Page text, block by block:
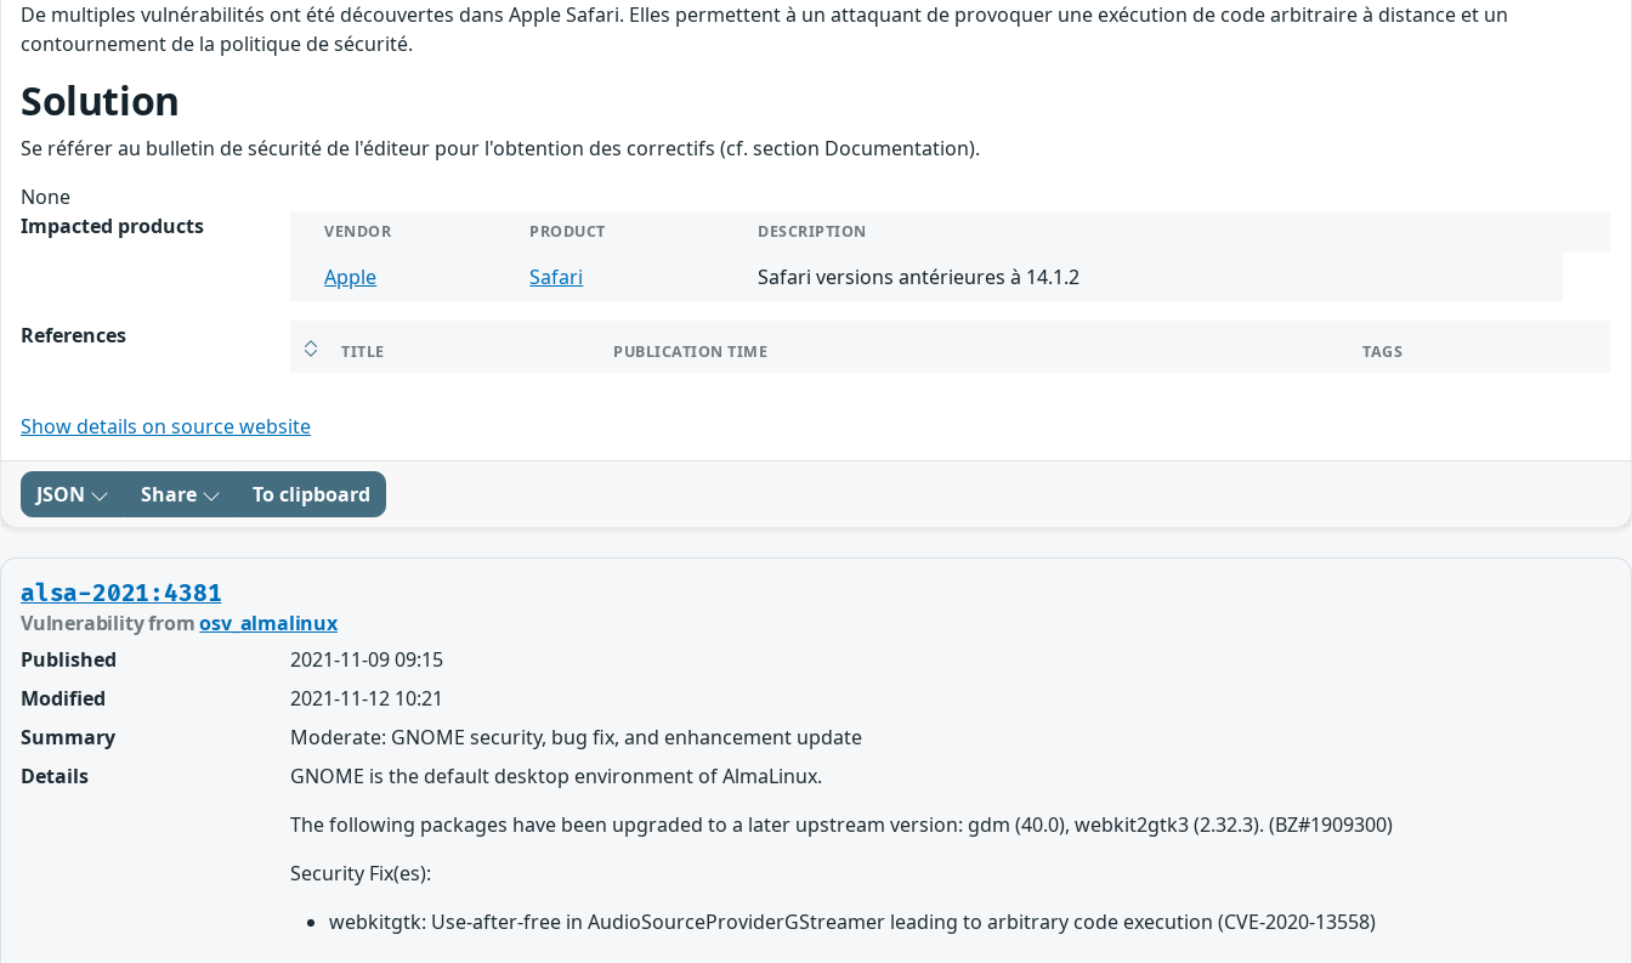
De multiples vulnérabilités ont été découvertes dans Apple Safari. Elles permettent à un attaquant de provoquer une exécution de code arbitraire à distance et un
contournement de la politique de sécurité.
Solution
Se référer au bulletin de sécurité de l'éditeur pour l'obtention des correctifs (cf. section Documentation).
None
Impacted products
VENDOR PRODUCT DESCRIPTION
Apple Safari Safari versions antérieures à 14.1.2
References
TITLE PUBLICATION TIME TAGS
Show details on source website
JSON Share To clipboard
alsa-2021:4381
Vulnerability fromosv_almalinux
Published
2021-11-09 09:15
Modified
2021-11-12 10:21
Summary
Moderate: GNOME security, bug fix, and enhancement update
Details
GNOME is the default desktop environment of AlmaLinux.
The following packages have been upgraded to a later upstream version: gdm (40.0), webkit2gtk3 (2.32.3). (BZ#1909300)
Security Fix(es):
webkitgtk: Use-after-free in AudioSourceProviderGStreamer leading to arbitrary code execution (CVE-2020-13558)